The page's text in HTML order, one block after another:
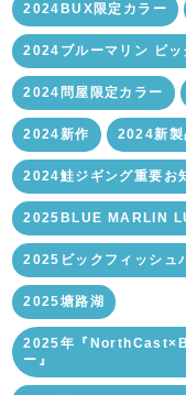
2024BUX限定カラー
2024ブルーマリン ビッ
2024問屋限定カラー
2024新作 2024新製
2024鮭ジギング重要お
2025BLUE MARLIN
2025ビックフィッシュ
2025塘路湖
2025年『
ー』